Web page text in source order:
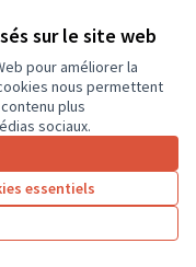
sur le site web
pour améliorer la
nous permettent
plus
sociaux.
essentiels